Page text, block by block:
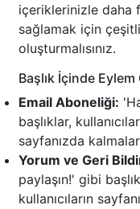
içeriklerinizle daha
sağlamak için
oluşturmalısınız.
Başlık İçinde Eylem
Email Aboneliği:
başlıklar,
sayfanızda
Yorum ve Geri
paylaşın!' gibi
kullanıcıların